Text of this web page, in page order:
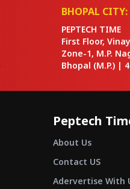
BHOPAL CITY:
PEPTECH TIME
First Floor,
Zone-1, M.P.
Bhopal (M.P.) |
Peptech
About Us
Contact US
Adervertise With